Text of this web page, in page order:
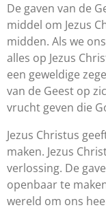
De gaven van de
middel om Jezus
midden. Als we
alles op Jezus
een geweldige
van de Geest op
vrucht geven die
Jezus Christus
maken. Jezus
verlossing. De
openbaar te
wereld om ons